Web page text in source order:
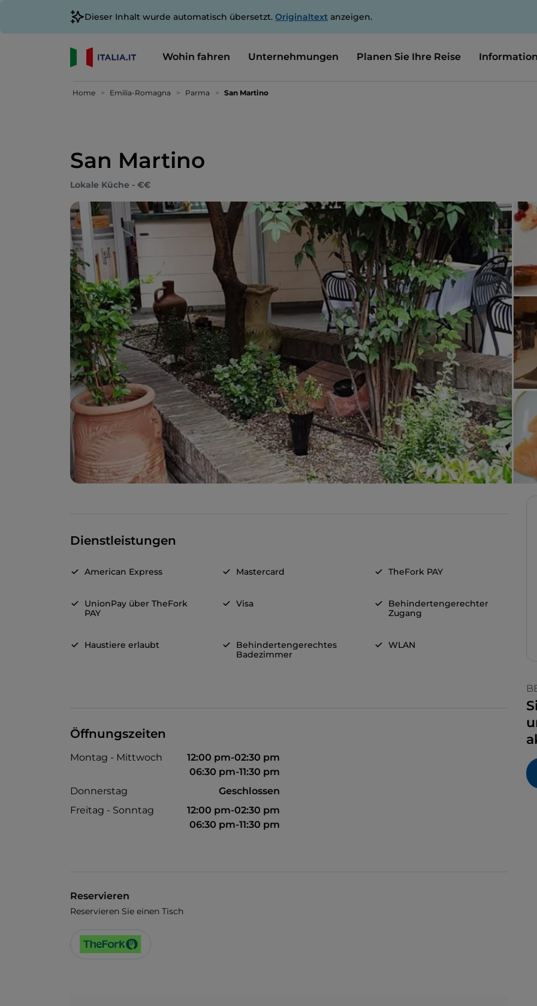
Dieser Inhalt wurde automatisch übersetzt. Originaltext anzeigen.
Wohin fahren Unternehmungen Planen Sie Ihre Reise
Home Emilia-Romagna Parma San Martino
San Martino
Lokale Küche - €€
Dienstleistungen
American Express Mastercard TheFork PAY
UnionPay über TheFork
PAY
Visa
Behindertengerechter
Zugang
Haustiere erlaubt
Behindertengerechtes
Badezimmer
WLAN
Öffnungszeiten
Montag - Mittwoch
12:00 pm-02:30 pm
06:30 pm-11:30 pm
Donnerstag
Geschlossen
Freitag - Sonntag
12:00 pm-02:30 pm
06:30 pm-11:30 pm
Reservieren
Reservieren Sie einen Tisch